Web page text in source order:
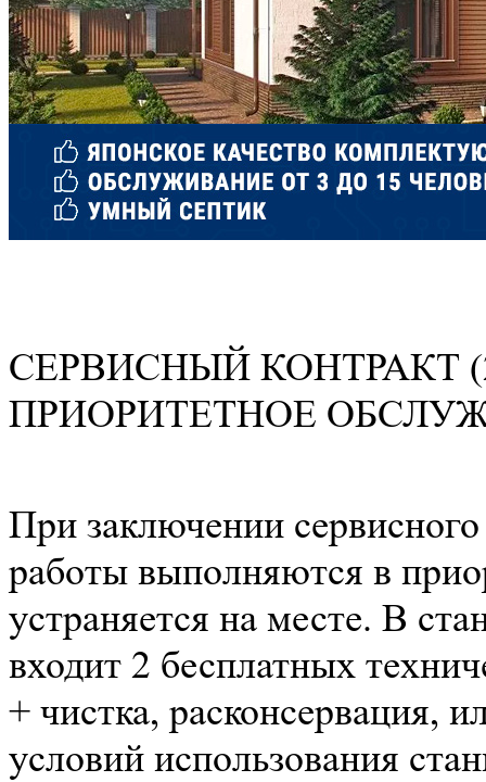
СЕРВИСНЫЙ КОНТРАКТ
ПРИОРИТЕТНОЕ
При заключении
работы выполняются в
устраняется на месте. В
входит 2 бесплатных
+ чистка, расконсервация,
условий использования